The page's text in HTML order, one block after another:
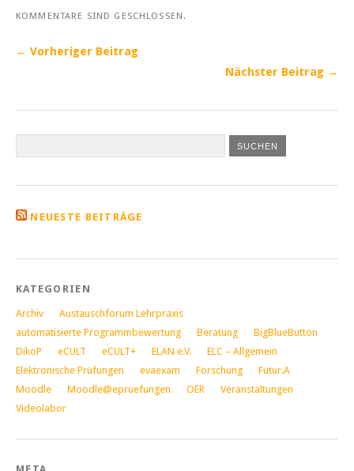
KOMMENTARE SIND GESCHLOSSEN.
← Vorheriger Beitrag
Nächster Beitrag →
NEUESTE BEITRÄGE
KATEGORIEN
Archiv
Austauschforum Lehrpraxis
automatisierte Programmbewertung
Beratung
BigBlueButton
DikoP
eCULT eCULT+ ELAN e.V.
ELC – Allgemein
Elektronische Prüfungen
evaexam Forschung
Futur.A
Moodle
Moodle@epruefungen OER
Veranstaltungen
Videolabor